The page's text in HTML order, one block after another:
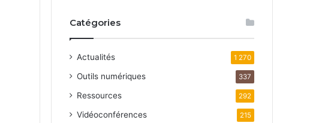
Catégories
Actualités 1 270
Outils numériques 337
Ressources 292
Vidéoconférences 215